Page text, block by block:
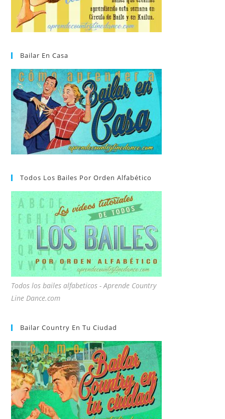
Bailar En Casa
Todos Los Bailes Por Orden Alfabético
Todos los bailes alfabeticos - Aprende Country
Line Dance.com
Bailar Country En Tu Ciudad